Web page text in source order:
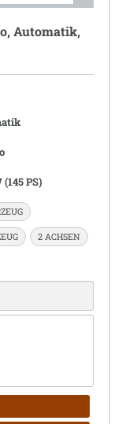
Automatik,
PS)
2 ACHSEN